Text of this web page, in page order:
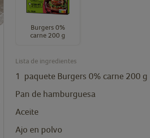
Burgers 0%
carne 200 g
Lista de ingredientes
1 paquete Burgers 0% carne 200 g
Pan de hamburguesa
Aceite
Ajo en polvo